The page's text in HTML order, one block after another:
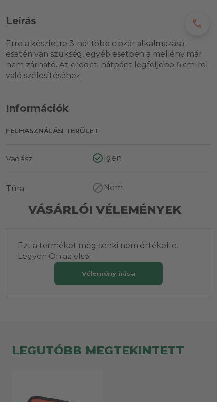
Leírás
Erre a készletre 3-nál több cipzár alkalmazása
esetén van szükség, egyéb esetben a mellény már
nem zárható. Az eredeti hátpánt legfeljebb 6 cm-rel
való szélesítéséhez.
Információk
FELHASZNÁLÁSI TERÜLET
Vadász Igen
Túra Nem
VÁSÁRLÓI VÉLEMÉNYEK
Ezt a terméket még senki nem értékelte.
Legyen Ön az első!
Vélemény írása
LEGUTÓBB MEGTEKINTETT
call